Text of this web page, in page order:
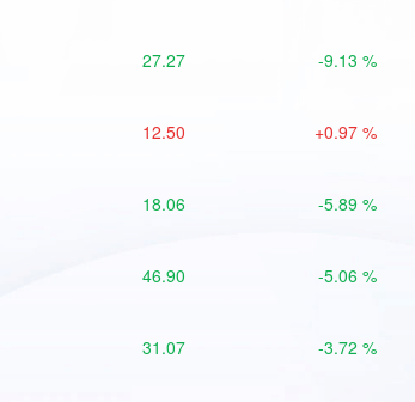
27.27 -9.13 %
12.50 +0.97 %
18.06 -5.89 %
46.90 -5.06 %
31.07 -3.72 %